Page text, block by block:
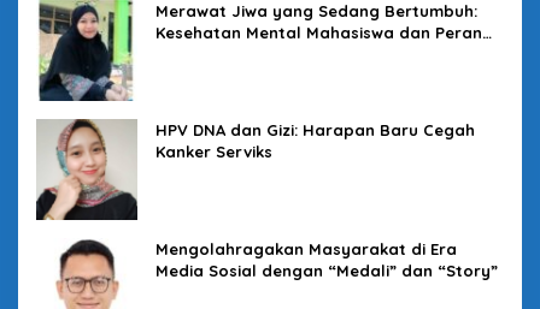
Merawat Jiwa yang Sedang Bertumbuh:
Kesehatan Mental Mahasiswa dan Peran
HPV DNA dan Gizi: Harapan Baru Cegah
Kanker Serviks
Mengolahragakan Masyarakat di Era
Media Sosial dengan “Medali” dan “Story”